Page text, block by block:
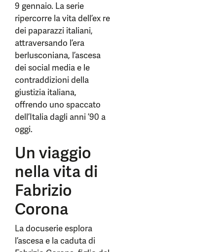
9 gennaio. La serie
ripercorre la vita dell’ex re
dei paparazzi italiani,
attraversando l’era
berlusconiana, l’ascesa
dei social media e le
contraddizioni della
giustizia italiana,
offrendo uno spaccato
dell’Italia dagli anni ’90 a
oggi.
Un viaggio
nella vita di
Fabrizio
Corona
La docuserie esplora
l’ascesa e la caduta di